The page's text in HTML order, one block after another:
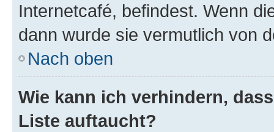
Internetcafé, befindest. Wenn
dann wurde sie vermutlich von
Nach oben
Wie kann ich verhindern,
Liste auftaucht?